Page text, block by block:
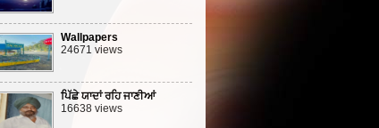
Wallpapers
24671 views
ਪਿੱਛੇ ਯਾਦਾਂ ਰਹਿ ਜਾਣੀਆਂ
16638 views